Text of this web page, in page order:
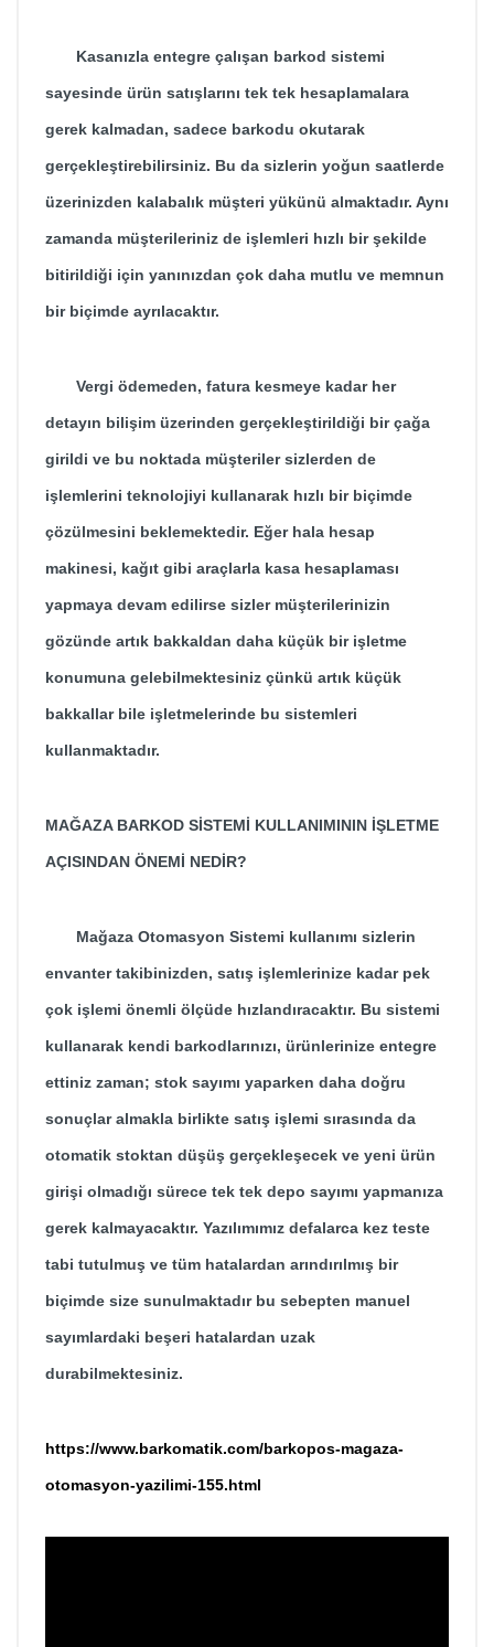
Kasanızla entegre çalışan barkod sistemi
sayesinde ürün satışlarını tek tek hesaplamalara
gerek kalmadan, sadece barkodu okutarak
gerçekleştirebilirsiniz. Bu da sizlerin yoğun saatlerde
üzerinizden kalabalık müşteri yükünü almaktadır. Aynı
zamanda müşterileriniz de işlemleri hızlı bir şekilde
bitirildiği için yanınızdan çok daha mutlu ve memnun
bir biçimde ayrılacaktır.
Vergi ödemeden, fatura kesmeye kadar her
detayın bilişim üzerinden gerçekleştirildiği bir çağa
girildi ve bu noktada müşteriler sizlerden de
işlemlerini teknolojiyi kullanarak hızlı bir biçimde
çözülmesini beklemektedir. Eğer hala hesap
makinesi, kağıt gibi araçlarla kasa hesaplaması
yapmaya devam edilirse sizler müşterilerinizin
gözünde artık bakkaldan daha küçük bir işletme
konumuna gelebilmektesiniz çünkü artık küçük
bakkallar bile işletmelerinde bu sistemleri
kullanmaktadır.
MAĞAZA BARKOD SİSTEMİ KULLANIMININ İŞLETME
AÇISINDAN ÖNEMİ NEDİR?
Mağaza Otomasyon Sistemi kullanımı sizlerin
envanter takibinizden, satış işlemlerinize kadar pek
çok işlemi önemli ölçüde hızlandıracaktır. Bu sistemi
kullanarak kendi barkodlarınızı, ürünlerinize entegre
ettiniz zaman; stok sayımı yaparken daha doğru
sonuçlar almakla birlikte satış işlemi sırasında da
otomatik stoktan düşüş gerçekleşecek ve yeni ürün
girişi olmadığı sürece tek tek depo sayımı yapmanıza
gerek kalmayacaktır. Yazılımımız defalarca kez teste
tabi tutulmuş ve tüm hatalardan arındırılmış bir
biçimde size sunulmaktadır bu sebepten manuel
sayımlardaki beşeri hatalardan uzak
durabilmektesiniz.
https://www.barkomatik.com/barkopos-magaza-
otomasyon-yazilimi-155.html